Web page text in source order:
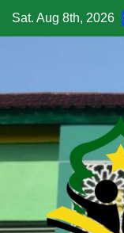
Skip
to
Sat. Aug 8th, 2026